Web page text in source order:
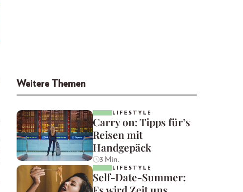
Weitere Themen
LIFESTYLE
Carry on: Tipps für’s
Reisen mit
Handgepäck
3 Min.
LIFESTYLE
Self-Date-Summer: